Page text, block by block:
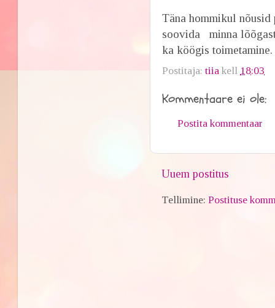
Täna hommikul
soovida minna
ka köögis
Postitaja:tiia kell 18:03
Kommentaare ei ole:
Postita kommentaar
Uuem postitus
Tellimine:Postituse